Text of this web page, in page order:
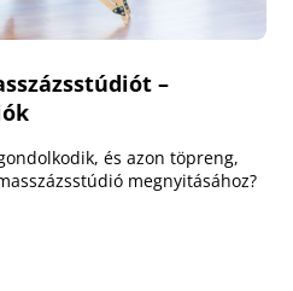
–
és azon töpreng,
megnyitásához?